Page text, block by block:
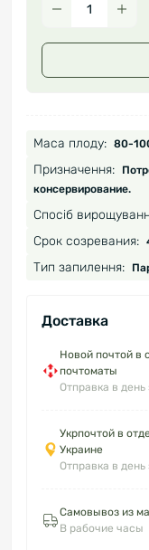
Маса плоду: 80-
Призначення:
консервирование.
Спосіб
Срок созревания:
Тип запилення:
Доставка
Новой почтой в
почтоматы
Отправка в день
Укрпочтой в
Украине
Отправка в день
Самовывоз из
В рабочие часы